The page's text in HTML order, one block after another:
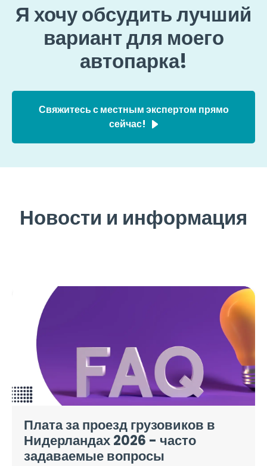
Я хочу обсудить лучший
вариант для моего
автопарка!
Свяжитесь с местным экспертом прямо
сейчас!
Новости и информация
Плата за проезд грузовиков в
Нидерландах 2026 - часто
задаваемые вопросы